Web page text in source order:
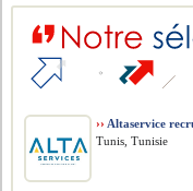
›› Altaservice
Tunis, Tunisie